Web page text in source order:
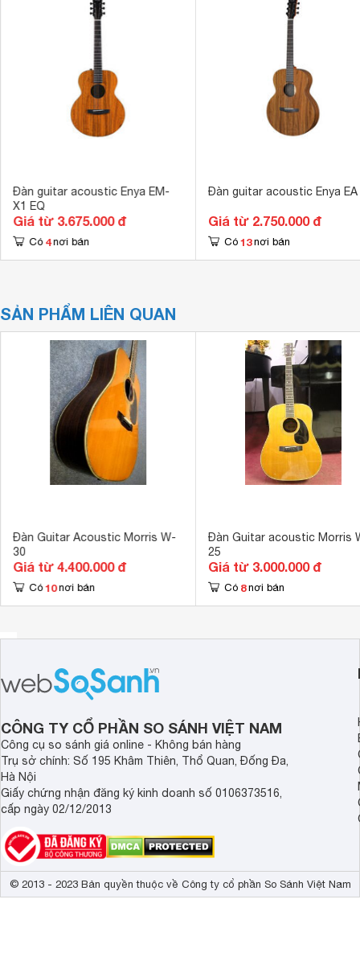
Đàn guitar acoustic Enya EM-
X1 EQ
Giá từ 3.675.000 đ
Có 4 nơi bán
Đàn guitar acoustic Enya EA
Giá từ 2.750.000 đ
Có 13 nơi bán
SẢN PHẨM LIÊN QUAN
Đàn Guitar Acoustic Morris W-
30
Giá từ 4.400.000 đ
Có 10 nơi bán
Đàn Guitar acoustic Morris W-
25
Giá từ 3.000.000 đ
Có 8 nơi bán
CÔNG TY CỔ PHẦN SO SÁNH VIỆT NAM
Công cụ so sánh giá online - Không bán hàng
Trụ sở chính: Số 195 Khâm Thiên, Thổ Quan, Đống Đa,
Hà Nội
Giấy chứng nhận đăng ký kinh doanh số 0106373516,
cấp ngày 02/12/2013
© 2013 - 2023 Bản quyền thuộc về Công ty cổ phần So Sánh Việt Nam